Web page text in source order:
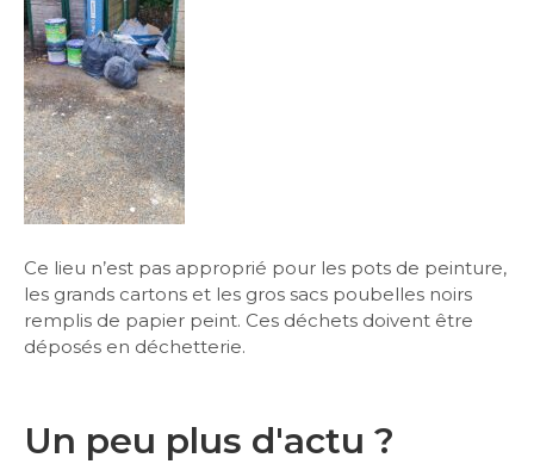
Ce lieu n’est pas approprié pour les pots de peinture,
les grands cartons et les gros sacs poubelles noirs
remplis de papier peint. Ces déchets doivent être
déposés en déchetterie.
Un peu plus d'actu ?